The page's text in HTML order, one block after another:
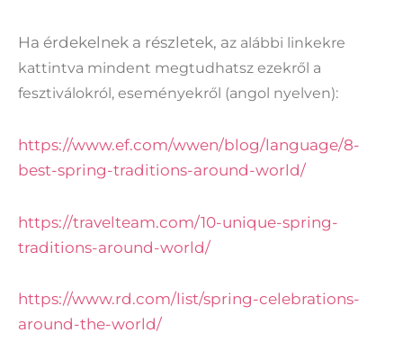
Ha érdekelnek a részletek, az alábbi linkekre
kattintva mindent megtudhatsz ezekről a
fesztiválokról, eseményekről (angol nyelven):
https://www.ef.com/wwen/blog/language/8-
best-spring-traditions-around-world/
https://travelteam.com/10-unique-spring-
traditions-around-world/
https://www.rd.com/list/spring-celebrations-
around-the-world/